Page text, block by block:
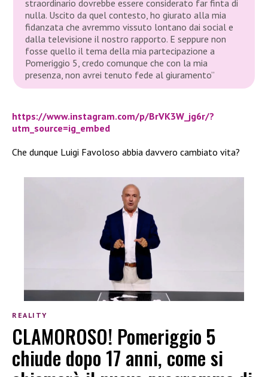
straordinario dovrebbe essere considerato far finta di
nulla. Uscito da quel contesto, ho giurato alla mia
fidanzata che avremmo vissuto lontano dai social e
dalla televisione il nostro rapporto. E seppure non
fosse quello il tema della mia partecipazione a
Pomeriggio 5, credo comunque che con la mia
presenza, non avrei tenuto fede al giuramento”
https://www.instagram.com/p/BrVK3W_jg6r/?
utm_source=ig_embed
Che dunque Luigi Favoloso abbia davvero cambiato vita?
REALITY
CLAMOROSO! Pomeriggio 5
chiude dopo 17 anni, come si